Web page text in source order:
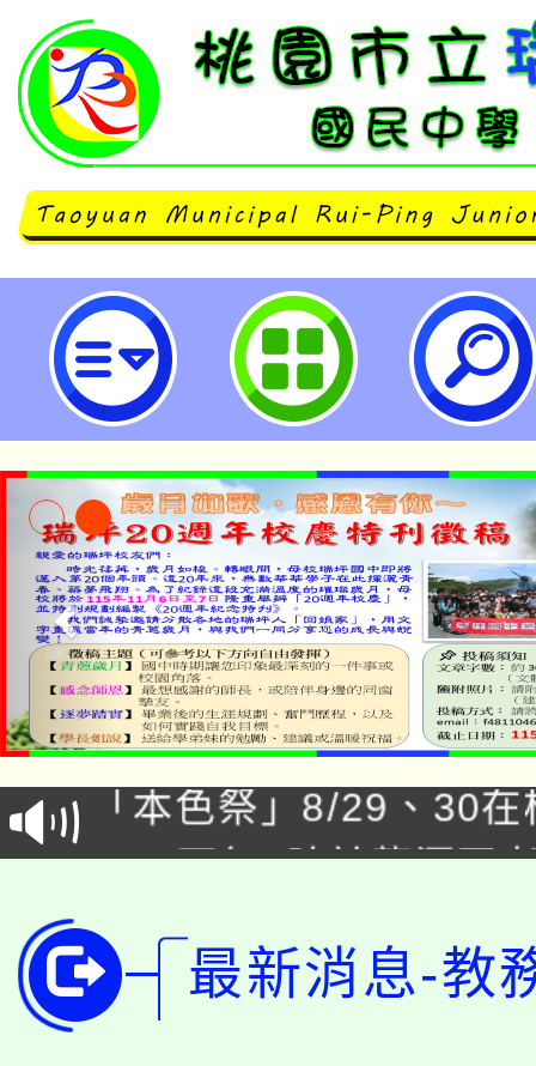
財團法人工業技術研究院辦理「
推廣種子教師培訓課程」-桃園市
公告本校115學年度第
代理(課)教師甄選結果
告(尚有缺額)
「本色祭」8/29、30在
場熱烈登場!
8/21下午1時於龍潭區
局官網。
8月14至27日，桃園電
115年桃園市運動會8/
最新消息-教